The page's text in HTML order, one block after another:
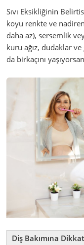
Sıvı Eksikliğinin
koyu renkte ve
daha az), sersemlik
kuru ağız, dudaklar
da birkaçını
Diş Bakımına